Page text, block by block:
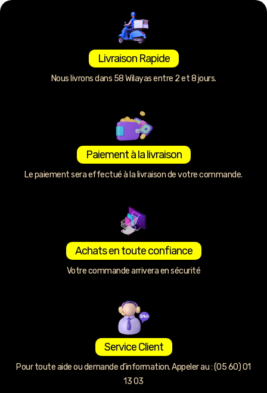
Livraison Rapide
Nous livrons dans 58 Wilayas entre 2 et 8 jours.
Paiement à la livraison
Le paiement sera effectué à la livraison de votre commande.
Achats en toute confiance
Votre commande arrivera en sécurité
Service Client
Pour toute aide ou demande d’information. Appeler au : (05 60) 01
13 03